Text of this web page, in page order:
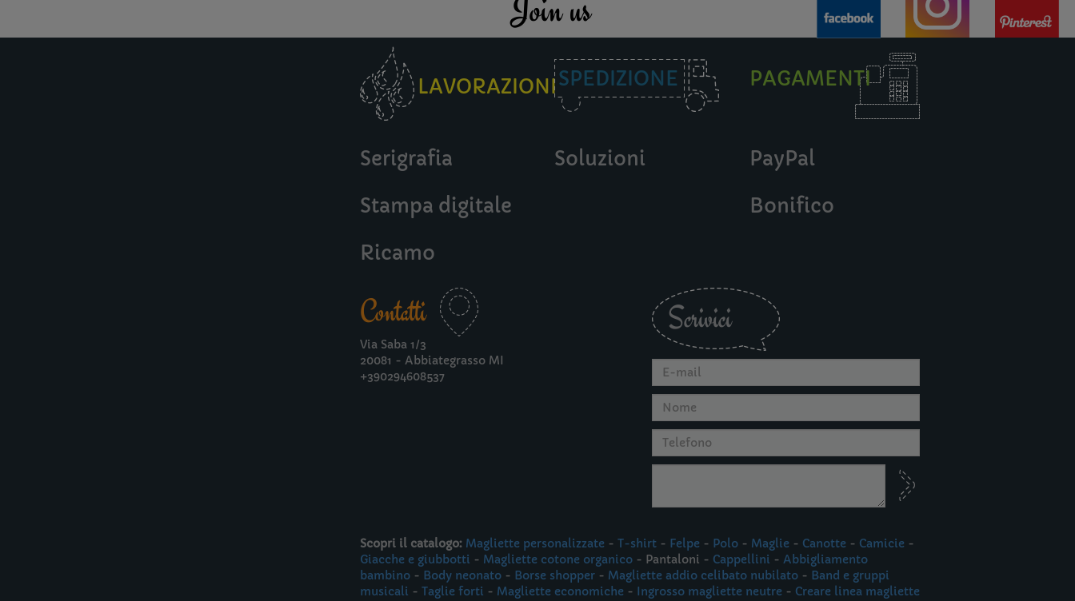
LAVORAZIONI
Serigrafia
Stampa digitale
Ricamo
SPEDIZIONE
Soluzioni
PAGAMENTI
PayPal
Bonifico
Contatti
Via Saba 1/3
20081 - Abbiategrasso MI
+390294608537
Scrivici
Scopri il catalogo: Magliette personalizzate - T-shirt - Felpe - Polo - Maglie - Canotte - Camicie -
Giacche e giubbotti - Magliette cotone organico - Pantaloni - Cappellini - Abbigliamento
bambino - Body neonato - Borse shopper - Magliette addio celibato nubilato - Band e gruppi
musicali - Taglie forti - Magliette economiche - Ingrosso magliette neutre - Creare linea magliette